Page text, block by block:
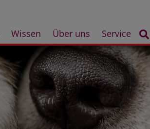
Wissen Über uns Service